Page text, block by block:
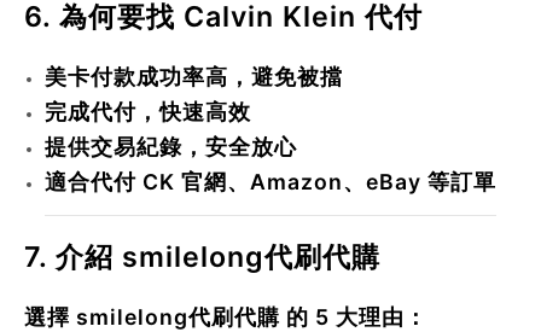
6. 為何要找 Calvin Klein 代付
美卡付款成功率高，避免被擋
完成代付，快速高效
提供交易紀錄，安全放心
適合代付 CK 官網、Amazon、eBay 等訂單
7. 介紹 smilelong代刷代購
選擇 smilelong代刷代購 的 5 大理由：